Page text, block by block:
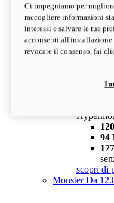
94
configura
94
scopri di
MonsterDa
Ci impegniamo per
raccogliere informazioni
interessi e salvare le tue
acconsenti
revocare il consenso, fai